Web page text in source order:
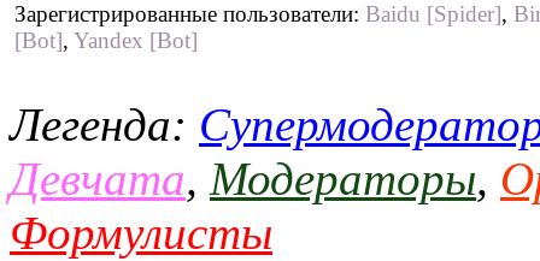
Зарегистрированные пользователи: Baidu [Spider],
[Bot], Yandex [Bot]
Легенда:
Девчата, Модераторы,
Формулисты